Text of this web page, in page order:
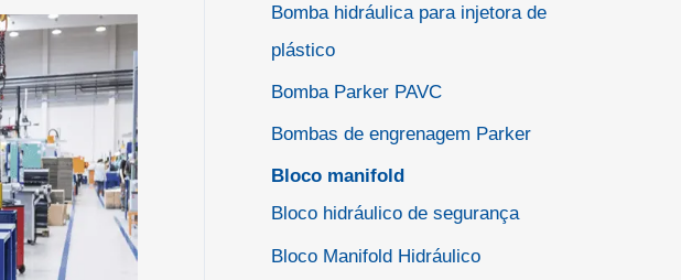
Bomba hidráulica para injetora de
plástico
Bomba Parker PAVC
Bombas de engrenagem Parker
Bloco manifold
Bloco hidráulico de segurança
Bloco Manifold Hidráulico